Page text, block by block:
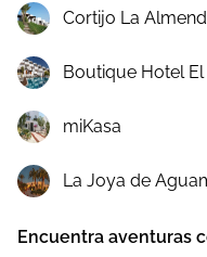
Cortijo La
Boutique Hotel
miKasa
La Joya de
Encuentra aventuras